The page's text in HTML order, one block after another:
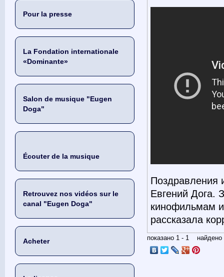
Pour la presse
La Fondation internationale
«Dominante»
Salon de musique "Eugen
Doga"
Écouter de la musique
Retrouvez nos vidéos sur le
canal "Eugen Doga"
Acheter
Поздравления
Евгений Дога.
кинофильмам
рассказала
показано 1 - 1 найдено